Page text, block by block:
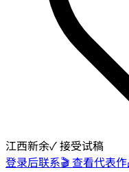
江西新余✓ 接受试稿
登录后联系🎬 查看代表